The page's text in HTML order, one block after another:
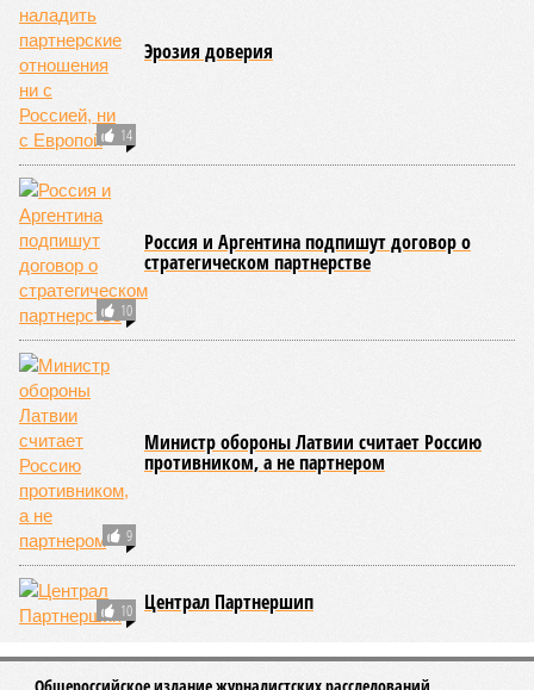
Интересно, что некоторые ткани нашего организма более
устойчивы к соматическим мутациям, чем другие. В
частности, клетки печени: они с радостью заменят старые,
процветая бесконечно долго. С другой стороны, клетки
миокарда (среднего слоя сердечной мышцы) и нейроны
(клетки головного мозга) гораздо более подвержены
мутациям: если их функция деления и размножения
утрачена, восстановить её невозможно. Когда они
перестают функционировать, отказывают сердце и мозг,
что, разумеется, приводит к смерти. Авторы исследования
называют эти типы клеток «критическими точками
ограничения продолжительности жизни».
Причина ясна, но будущее в тумане
Получается, что бедная несчастная печень, вынужденная
переваривать вредную пищу и прочий алкоголь на
ежедневной основе, могла бы прожить десятки тысяч лет!
А вот мозг, от которого эта печень полностью зависит, – нет.
Согласно сколковской модели повреждение одних только
нейронов сокращает среднюю продолжительность жизни
до 194 лет, а повреждение клеток сердечной мышцы – до
208 лет. Эти результаты заставляют усомниться в мечтах
энтузиастов долголетия, таких как биохакер Брайан
Джонсон, который ежегодно тратит миллионы долларов на
попытки замедлить процесс старения и в конечном счёте